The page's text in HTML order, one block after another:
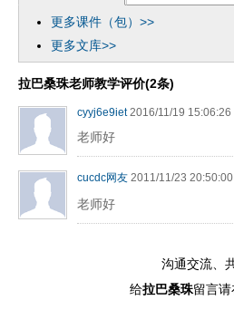
更多课件（包）>>
更多文库>>
拉巴桑珠老师教学评价(2条)
cyyj6e9iet2016/11/19 15:06:26
老师好
cucdc网友 2011/11/23 20:50:00
老师好
沟通交流、
给拉巴桑珠留言请